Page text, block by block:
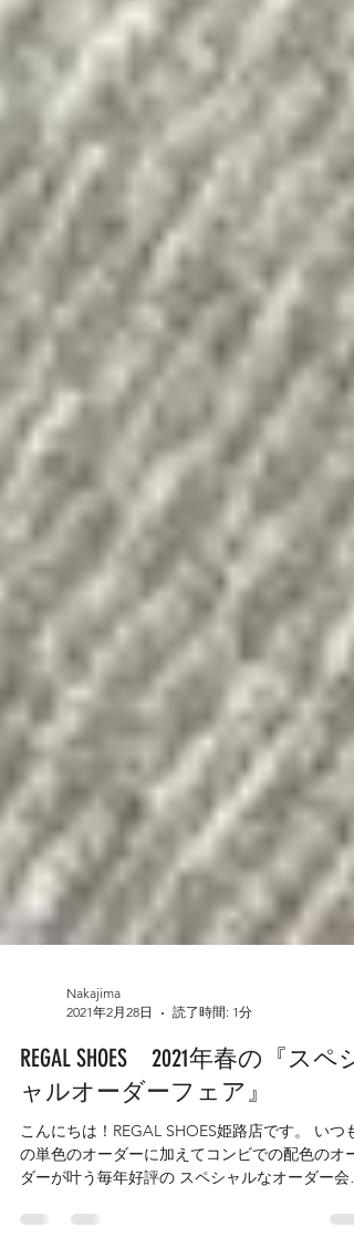
2021年2月28日
読了時間: 1分
REGAL SHOES 2021年春の『スペシ
ャルオーダーフェア』
こんにちは！REGAL SHOES姫路店です。 いつも
ダーが叶う毎年好評の スペシャルなオーダー会が